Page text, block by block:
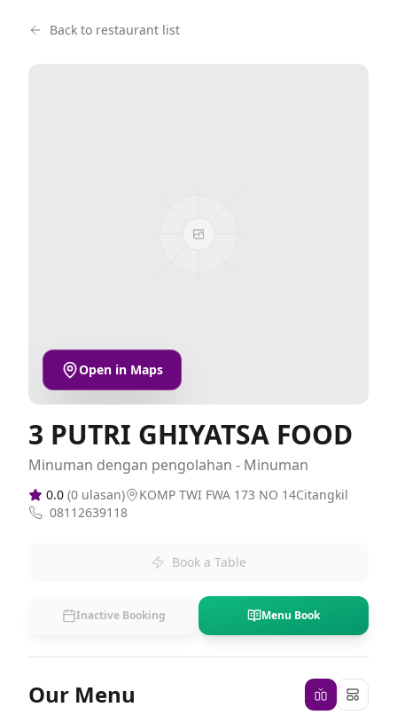
Back to restaurant list
Open in Maps
3 PUTRI GHIYATSA FOOD
Minuman dengan pengolahan - Minuman
0.0 (0 ulasan)
KOMP TWI FWA 173 NO 14Citangkil
08112639118
Book a Table
Inactive Booking Menu Book
Our Menu